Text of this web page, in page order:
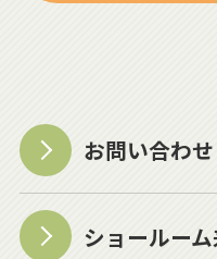
お問い合わ
ショールー